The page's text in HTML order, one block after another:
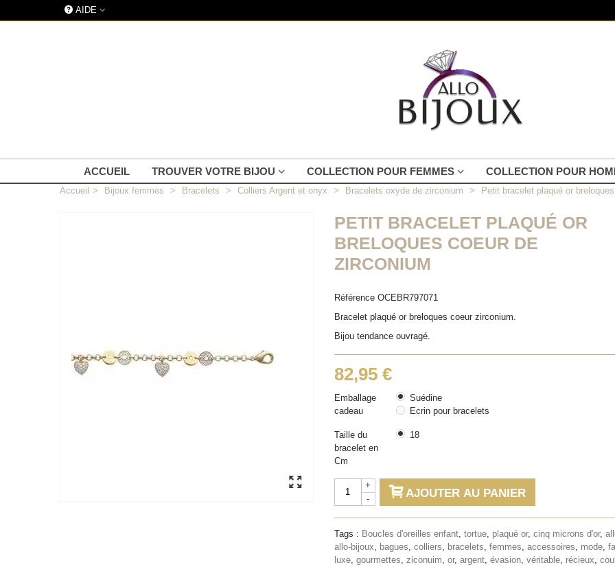
AIDE
ACCUEIL TROUVER VOTRE BIJOU COLLECTION POUR FEMMES COLLECTION POUR
Accueil > Bijoux femmes > Bracelets > Colliers Argent et onyx > Bracelets oxyde de zirconium > Petit bracelet plaqué or
PETIT BRACELET PLAQUÉ OR
BRELOQUES COEUR DE
ZIRCONIUM
Référence OCEBR797071
Bracelet plaqué or breloques coeur zirconium.
Bijou tendance ouvragé.
82,95 €
Emballage
cadeau
Suédine
Ecrin pour bracelets
Taille du
bracelet en
Cm
18
-
+
AJOUTER AU PANIER
Tags : Boucles d'oreilles enfant, tortue, plaqué or, cinq microns d'or,
allo-bijoux, bagues, colliers, bracelets, femmes, accessoires, mode,
luxe, gourmettes, ziconuim, or, argent, évasion, véritable, récieux,